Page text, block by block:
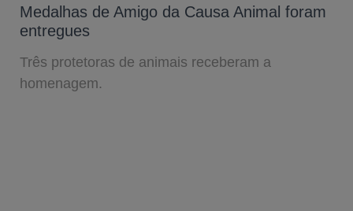
Medalhas de Amigo da Causa Animal foram
entregues
Três protetoras de animais receberam a
homenagem.